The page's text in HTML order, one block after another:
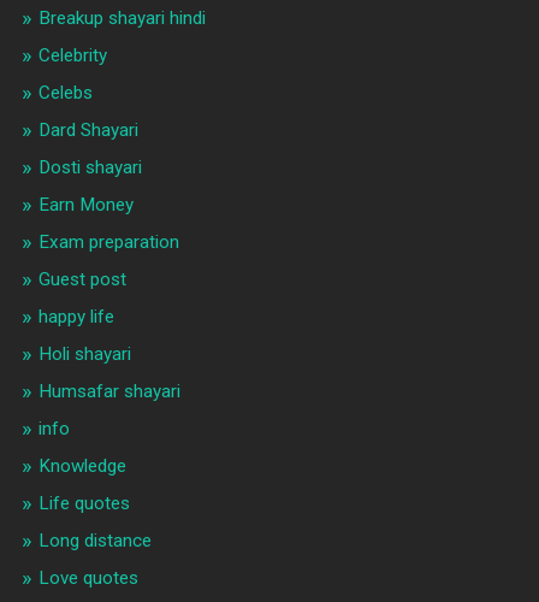
Breakup shayari hindi
Celebrity
Celebs
Dard Shayari
Dosti shayari
Earn Money
Exam preparation
Guest post
happy life
Holi shayari
Humsafar shayari
info
Knowledge
Life quotes
Long distance
Love quotes